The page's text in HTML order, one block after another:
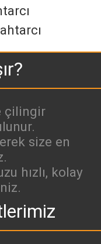
çilingir
size en
hızlı, kolay